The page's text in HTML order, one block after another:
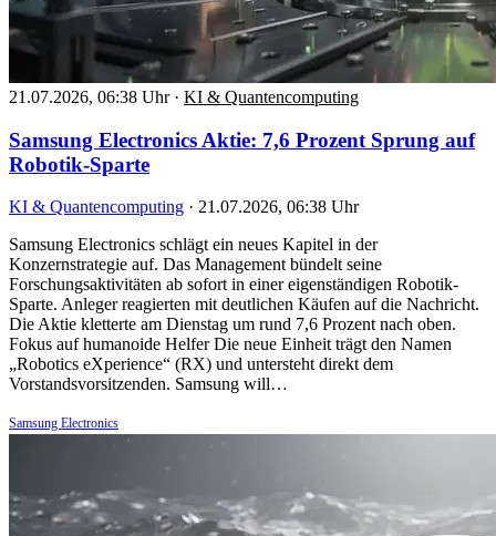
21.07.2026, 06:38 Uhr · KI & Quantencomputing
Samsung Electronics Aktie: 7,6 Prozent Sprung auf
Robotik-Sparte
KI & Quantencomputing · 21.07.2026, 06:38 Uhr
Samsung Electronics schlägt ein neues Kapitel in der
Konzernstrategie auf. Das Management bündelt seine
Forschungsaktivitäten ab sofort in einer eigenständigen Robotik-
Sparte. Anleger reagierten mit deutlichen Käufen auf die Nachricht.
Die Aktie kletterte am Dienstag um rund 7,6 Prozent nach oben.
Fokus auf humanoide Helfer Die neue Einheit trägt den Namen
„Robotics eXperience“ (RX) und untersteht direkt dem
Vorstandsvorsitzenden. Samsung will…
Samsung Electronics